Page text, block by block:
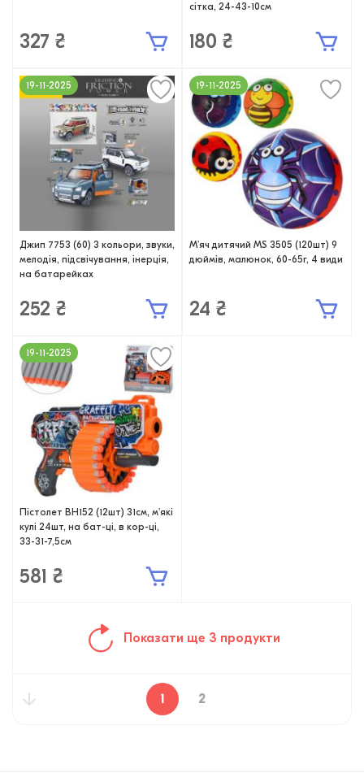
327 ₴
сітка, 24-43-10см
180 ₴
Джип 7753 (60) 3 кольори, звуки,
мелодія, підсвічування, інерція,
на батарейках
252 ₴
19-11-2025
М'яч дитячий MS 3505 (120шт) 9
дюймів, малюнок, 60-65г, 4 види
24 ₴
19-11-2025
Пістолет BH152 (12шт) 31см, м'які
кулі 24шт, на бат-ці, в кор-ці,
33-31-7,5см
581 ₴
19-11-2025
Показати ще 3 продукти
1 2